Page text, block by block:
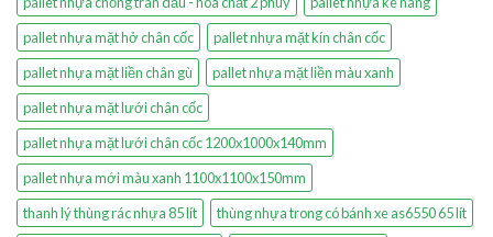
pallet nhựa mặt hở chân cốc
pallet nhựa mặt kín chân cốc
pallet nhựa mặt liền chân gù
pallet nhựa mặt liền màu xanh
pallet nhựa mặt lưới chân cốc
pallet nhựa mặt lưới chân cốc 1200x1000x140mm
pallet nhựa mới màu xanh 1100x1100x150mm
thanh lý thùng rác nhựa 85 lít
thùng nhựa trong có bánh xe as6550 65 lít